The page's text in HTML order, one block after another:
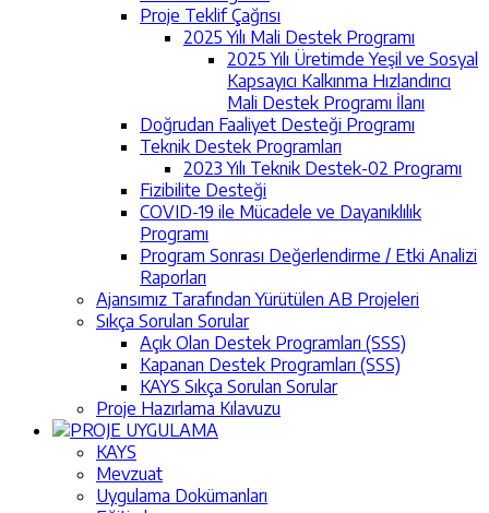
Proje Teklif Çağrısı
2025 Yılı Mali Destek Programı
2025 Yılı Üretimde Yeşil ve Sosyal
Kapsayıcı Kalkınma Hızlandırıcı
Mali Destek Programı İlanı
Doğrudan Faaliyet Desteği Programı
Teknik Destek Programları
2023 Yılı Teknik Destek-02 Programı
Fizibilite Desteği
COVID-19 ile Mücadele ve Dayanıklılık
Programı
Program Sonrası Değerlendirme / Etki Analizi
Raporları
Ajansımız Tarafından Yürütülen AB Projeleri
Sıkça Sorulan Sorular
Açık Olan Destek Programları (SSS)
Kapanan Destek Programları (SSS)
KAYS Sıkça Sorulan Sorular
Proje Hazırlama Kılavuzu
PROJE UYGULAMA
KAYS
Mevzuat
Uygulama Dokümanları